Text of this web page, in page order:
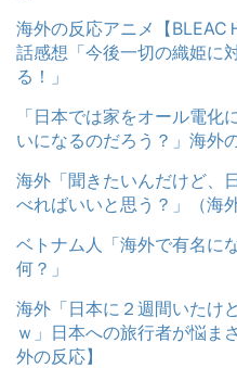
海外の反応アニメ【
話感想「今後一切の織姫に
る！」
「日本では家をオール電化
いになるのだろう？」海外
海外「聞きたいんだけど、
べればいいと思う？」（海
ベトナム人「海外で有名に
何？」
海外「日本に２週間いたけ
ｗ」日本への旅行者が悩ま
外の反応】